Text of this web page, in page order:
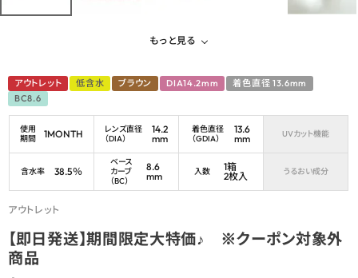
もっと見る
アウトレット 低含水 ブラウン DIA14.2mm
着色直径 13.6mm
BC8.6
使用
期間
1MONTH
レンズ直径
（DIA）
14.2
mm
着色直径
（GDIA）
13.6
mm
UVカット機能
含水率 38.5％
ベース
カーブ
（BC）
8.6
mm
入数
1箱
2枚入
うるおい成分
アウトレット
【即日発送】期間限定大特価♪ ※クーポン対象外
商品